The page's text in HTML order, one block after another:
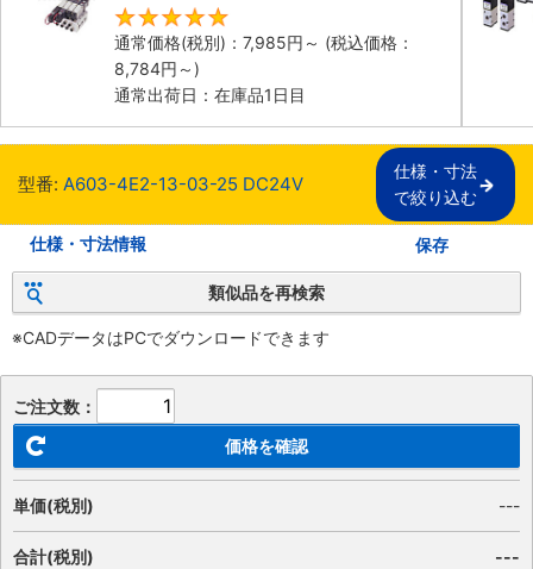
通常価格(税別)： 7,985円 ～ (税込価格：
8,784円 ～)
通常出荷日：在庫品1日目
型番: A603-4E2-13-03-25 DC24V
仕様・寸法
で絞り込む
仕様・寸法情報 保存
類似品を再検索
※CADデータはPCでダウンロードできます
ご注文数：
価格を確認
単価(税別) ---
合計(税別)
---